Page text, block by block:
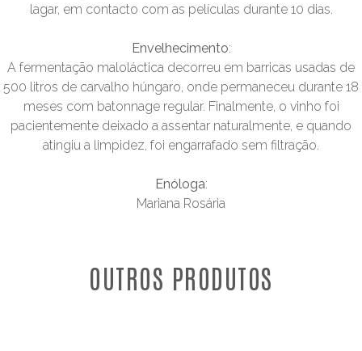
lagar, em contacto com as películas durante 10 dias.
Envelhecimento:
A fermentação maloláctica decorreu em barricas usadas de
500 litros de carvalho húngaro, onde permaneceu durante 18
meses com batonnage regular. Finalmente, o vinho foi
pacientemente deixado a assentar naturalmente, e quando
atingiu a limpidez, foi engarrafado sem filtração.
Enóloga:
Mariana Rosária
OUTROS PRODUTOS